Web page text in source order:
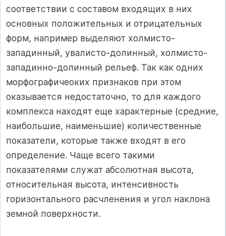
соответствии с составом входящих в них
основных положительных и отрицательных
форм, например выделяют холмисто-
западинный, увалисто-долинный, холмисто-
западинно-долинный рельеф. Так как одних
морфографичеоких признаков при этом
оказывается недостаточно, то для каждого
комплекса находят еще характерные (средние,
наибольшие, наименьшие) количественные
показатели, которые также входят в его
определение. Чаще всего такими
показателями служат абсолютная высота,
относительная высота, интенсивность
горизонтального расчленения и угол наклона
земной поверхности.